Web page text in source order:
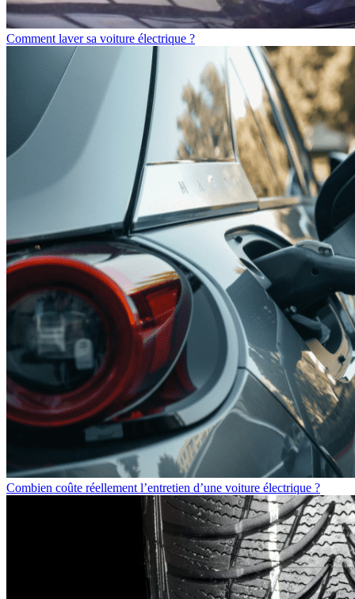
Comment laver sa voiture électrique ?
Combien coûte réellement l’entretien d’une voiture électrique ?